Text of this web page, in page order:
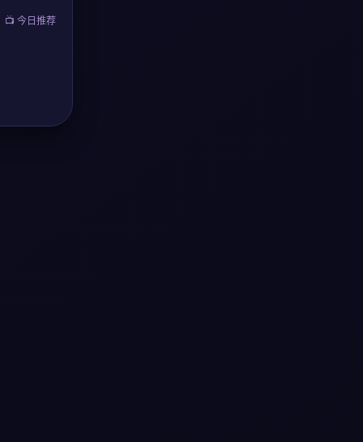
📺 今日推荐